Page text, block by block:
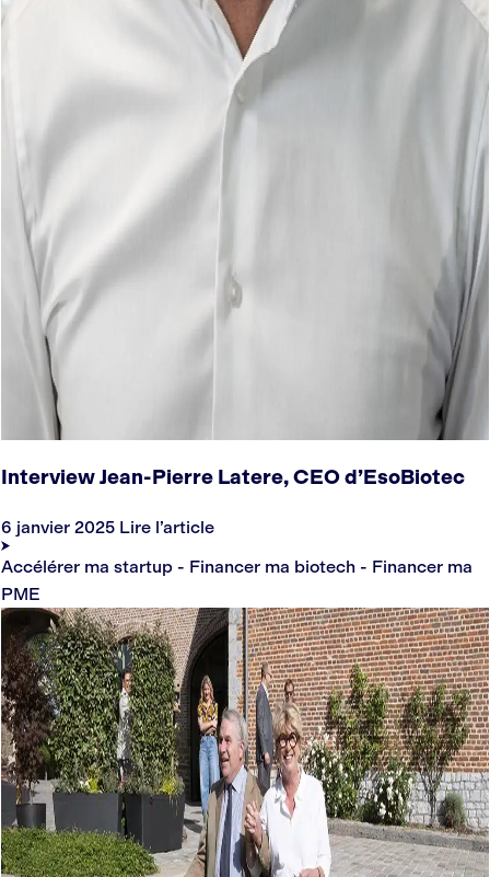
Interview Jean-Pierre Latere, CEO d’EsoBiotec
6 janvier 2025 Lire l’article
Accélérer ma startup - Financer ma biotech - Financer ma
PME